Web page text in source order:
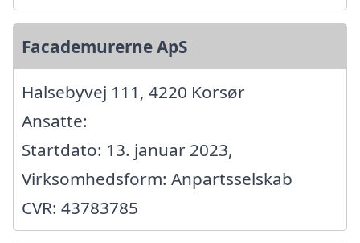
Facademurerne ApS
Halsebyvej 111, 4220 Korsør
Ansatte:
Startdato: 13. januar 2023,
Virksomhedsform: Anpartsselskab
CVR: 43783785